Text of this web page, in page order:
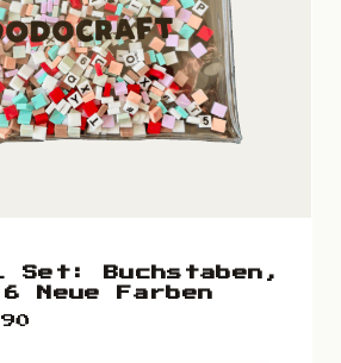
Set: Buchstaben,
Neue Farben